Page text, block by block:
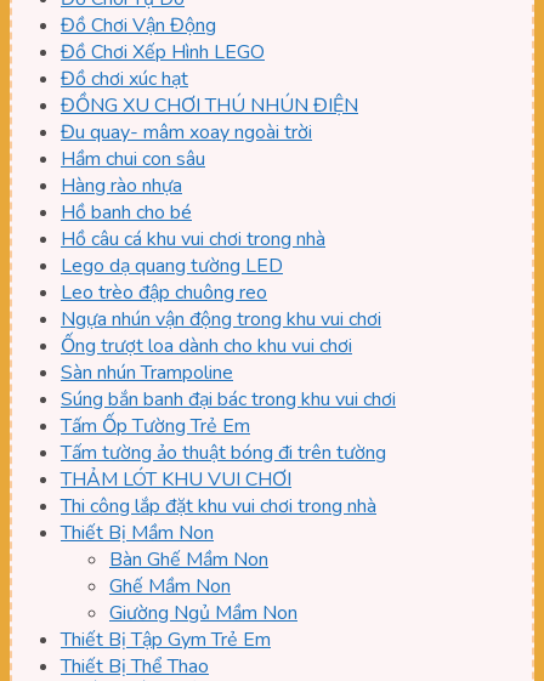
Đồ Chơi Vận Động
Đồ Chơi Xếp Hình LEGO
Đồ chơi xúc hạt
ĐỒNG XU CHƠI THÚ NHÚN ĐIỆN
Đu quay- mâm xoay ngoài trời
Hầm chui con sâu
Hàng rào nhựa
Hồ banh cho bé
Hồ câu cá khu vui chơi trong nhà
Lego dạ quang tường LED
Leo trèo đập chuông reo
Ngựa nhún vận động trong khu vui chơi
Ống trượt loa dành cho khu vui chơi
Sàn nhún Trampoline
Súng bắn banh đại bác trong khu vui chơi
Tấm Ốp Tường Trẻ Em
Tấm tường ảo thuật bóng đi trên tường
THẢM LÓT KHU VUI CHƠI
Thi công lắp đặt khu vui chơi trong nhà
Thiết Bị Mầm Non
Bàn Ghế Mầm Non
Ghế Mầm Non
Giường Ngủ Mầm Non
Thiết Bị Tập Gym Trẻ Em
Thiết Bị Thể Thao